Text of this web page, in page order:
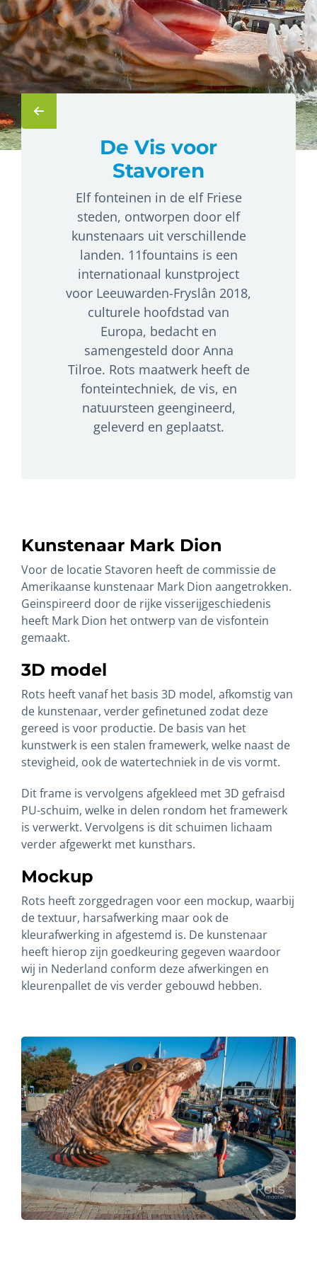
De Vis voor
Stavoren
Elf fonteinen in de elf Friese
steden, ontworpen door elf
kunstenaars uit verschillende
landen. 11fountains is een
internationaal kunstproject
voor Leeuwarden-Fryslân 2018,
culturele hoofdstad van
Europa, bedacht en
samengesteld door Anna
Tilroe. Rots maatwerk heeft de
fonteintechniek, de vis, en
natuursteen geengineerd,
geleverd en geplaatst.
Kunstenaar Mark Dion
Voor de locatie Stavoren heeft de commissie de
Amerikaanse kunstenaar Mark Dion aangetrokken.
Geinspireerd door de rijke visserijgeschiedenis
heeft Mark Dion het ontwerp van de visfontein
gemaakt.
3D model
Rots heeft vanaf het basis 3D model, afkomstig van
de kunstenaar, verder gefinetuned zodat deze
gereed is voor productie. De basis van het
kunstwerk is een stalen framewerk, welke naast de
stevigheid, ook de watertechniek in de vis vormt.
Dit frame is vervolgens afgekleed met 3D gefraisd
PU-schuim, welke in delen rondom het framewerk
is verwerkt. Vervolgens is dit schuimen lichaam
verder afgewerkt met kunsthars.
Mockup
Rots heeft zorggedragen voor een mockup, waarbij
de textuur, harsafwerking maar ook de
kleurafwerking in afgestemd is. De kunstenaar
heeft hierop zijn goedkeuring gegeven waardoor
wij in Nederland conform deze afwerkingen en
kleurenpallet de vis verder gebouwd hebben.